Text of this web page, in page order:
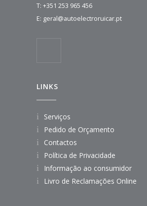
T: +351 253 965 456
E: geral@autoelectroruicar.pt
LINKS
Serviços
Pedido de Orçamento
Contactos
Política de Privacidade
Informação ao consumidor
Livro de Reclamações Online